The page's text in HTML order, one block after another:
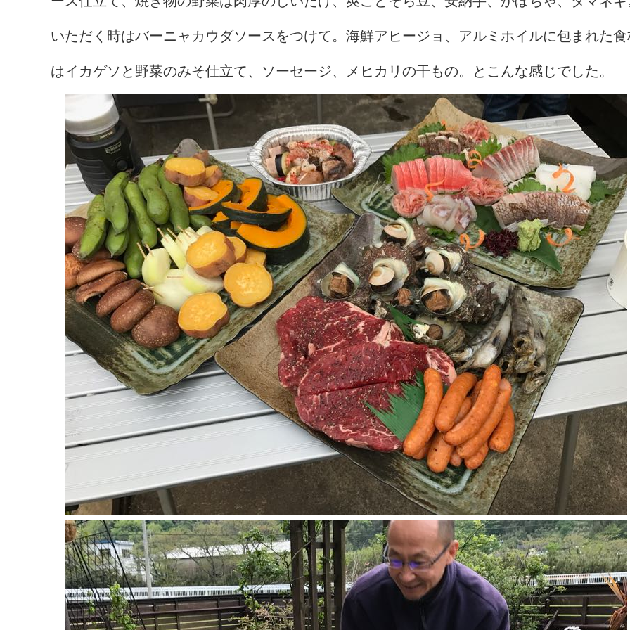
いただく時はバーニャカウダソースをつけて。海鮮アヒージョ、アルミホイルに包まれた
はイカゲソと野菜のみそ仕立て、ソーセージ、メヒカリの干もの。とこんな感じでした。